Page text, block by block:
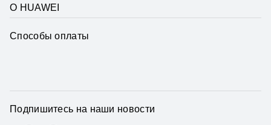
О HUAWEI
Способы оплаты
Подпишитесь на наши новости